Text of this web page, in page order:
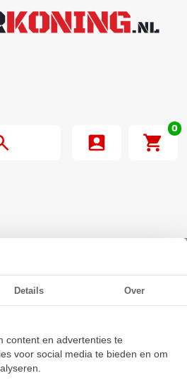
0
en flens ISO 7380-2 M4x35 T20
Details Over
content en advertenties te
voor social media te bieden en om
met torx en
2 M4x35 T20